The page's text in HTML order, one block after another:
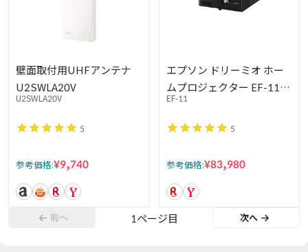
壁面取付用UHFアンテナ
U2SWLA20V
U2SWLA20V
5
参考価格:¥9,740
エプソン ドリーミオ ホー
ムプロジェクター EF-11
Full HD 1000lm コンパク
トモデル
EF-11
5
参考価格:¥83,980
前へ 1 ページ目 次へ